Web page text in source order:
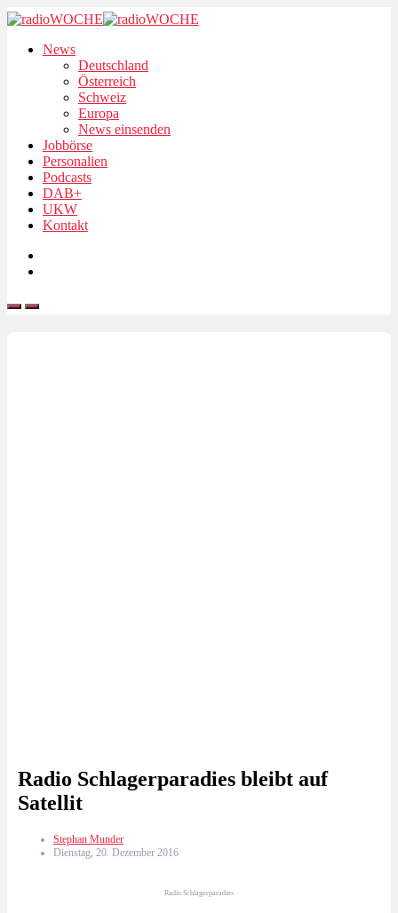
News
Deutschland
Österreich
Schweiz
Europa
News einsenden
Jobbörse
Personalien
Podcasts
DAB+
UKW
Kontakt
Radio Schlagerparadies bleibt auf
Satellit
Stephan Munder
Dienstag, 20. Dezember 2016
Radio Schlagerparadies